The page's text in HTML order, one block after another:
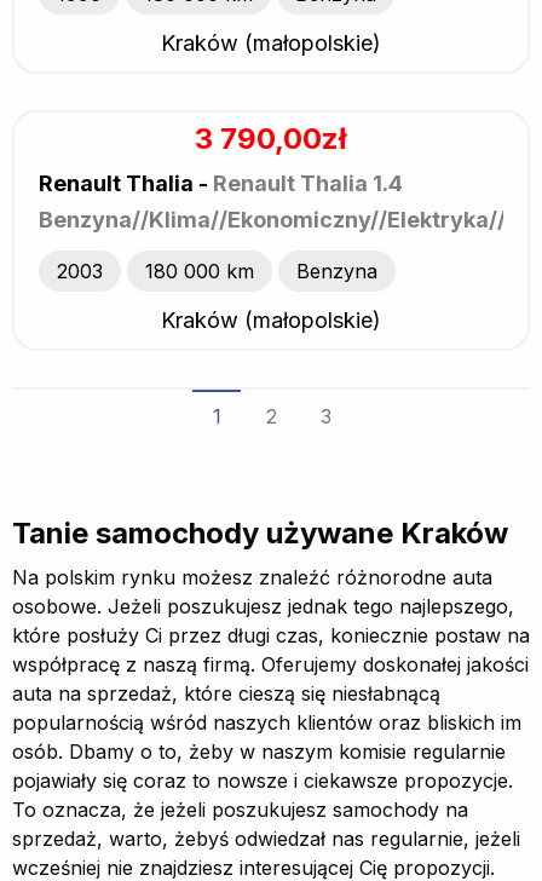
Kraków (małopolskie)
3 790,00zł
Renault Thalia - Renault Thalia 1.4
Benzyna//Klima//Ekonomiczny//Elektryka//
2003 180 000 km Benzyna
Kraków (małopolskie)
1 2 3
Tanie samochody używane Kraków
Na polskim rynku możesz znaleźć różnorodne auta
osobowe. Jeżeli poszukujesz jednak tego najlepszego,
które posłuży Ci przez długi czas, koniecznie postaw na
współpracę z naszą firmą. Oferujemy doskonałej jakości
auta na sprzedaż, które cieszą się niesłabnącą
popularnością wśród naszych klientów oraz bliskich im
osób. Dbamy o to, żeby w naszym komisie regularnie
pojawiały się coraz to nowsze i ciekawsze propozycje.
To oznacza, że jeżeli poszukujesz samochody na
sprzedaż, warto, żebyś odwiedzał nas regularnie, jeżeli
wcześniej nie znajdziesz interesującej Cię propozycji.